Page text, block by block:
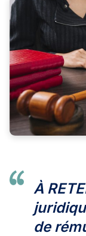
À
de